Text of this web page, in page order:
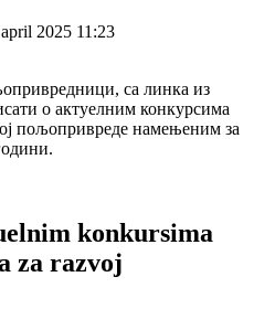
2025 11:23
са линка из
о актуелним конкурсима
пољопривреде намењеним за
konkursima
za razvoj